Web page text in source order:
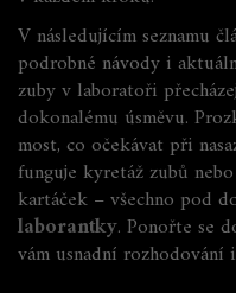
V následujícím seznamu
podrobné návody i
zuby v laboratoři
dokonalému úsměvu.
most, co očekávat při
funguje kyretáž zubů
kartáček – všechno pod
laborantky. Ponořte se
vám usnadní